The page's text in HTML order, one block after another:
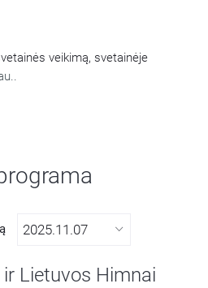
veikimą, svetainėje
Lietuvos Himnai